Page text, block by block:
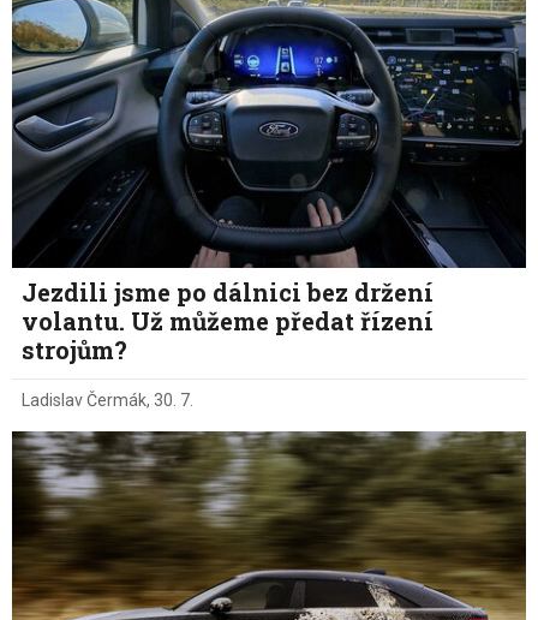
Jezdili jsme po dálnici bez držení
volantu. Už můžeme předat řízení
strojům?
Ladislav Čermák, 30. 7.